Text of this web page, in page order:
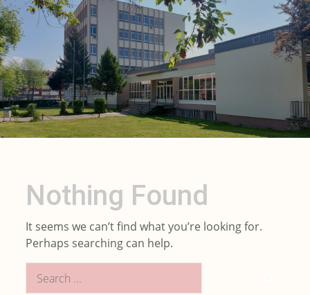
Nothing Found
It seems we can’t find what you’re looking for.
Perhaps searching can help.
for: